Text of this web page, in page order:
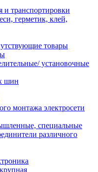
и транспортировки
герметик, клей,
товары
установочные
шин
монтажа электросети
специальные
различного